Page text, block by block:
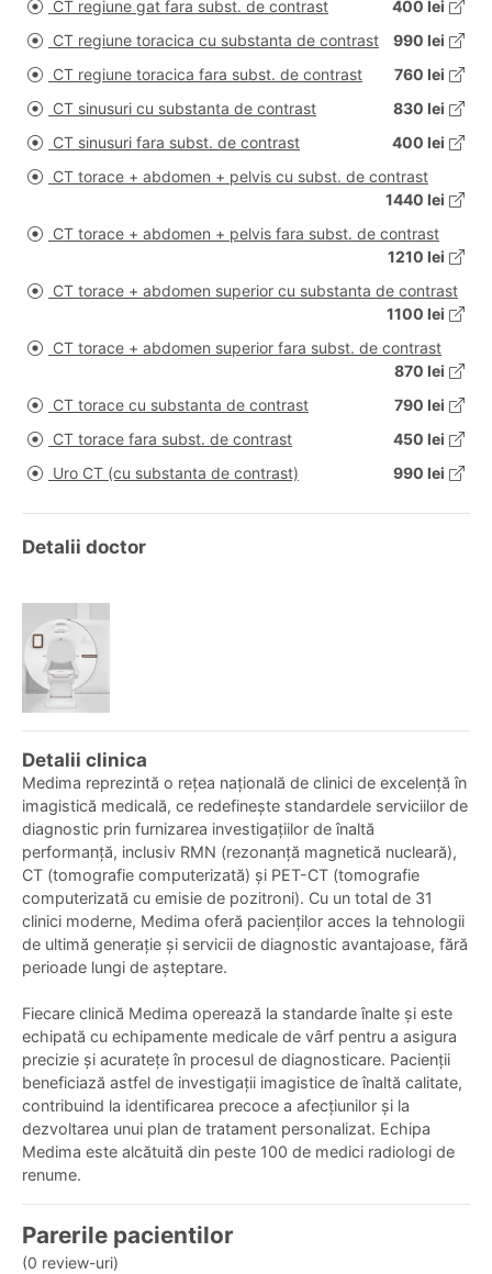
CT regiune gat fara subst. de contrast
400 lei
CT regiune toracica cu substanta de contrast
990 lei
CT regiune toracica fara subst. de contrast
760 lei
CT sinusuri cu substanta de contrast
830 lei
CT sinusuri fara subst. de contrast
400 lei
CT torace + abdomen + pelvis cu subst. de contrast
1440 lei
CT torace + abdomen + pelvis fara subst. de contrast
1210 lei
CT torace + abdomen superior cu substanta de contrast
1100 lei
CT torace + abdomen superior fara subst. de contrast
870 lei
CT torace cu substanta de contrast
790 lei
CT torace fara subst. de contrast
450 lei
Uro CT (cu substanta de contrast)
990 lei
Detalii doctor
Detalii clinica
Medima reprezintă o rețea națională de clinici de excelență în
imagistică medicală, ce redefinește standardele serviciilor de
diagnostic prin furnizarea investigațiilor de înaltă
performanță, inclusiv RMN (rezonanță magnetică nucleară),
CT (tomografie computerizată) și PET-CT (tomografie
computerizată cu emisie de pozitroni). Cu un total de 31
clinici moderne, Medima oferă pacienților acces la tehnologii
de ultimă generație și servicii de diagnostic avantajoase, fără
perioade lungi de așteptare.
Fiecare clinică Medima operează la standarde înalte și este
echipată cu echipamente medicale de vârf pentru a asigura
precizie și acuratețe în procesul de diagnosticare. Pacienții
beneficiază astfel de investigații imagistice de înaltă calitate,
contribuind la identificarea precoce a afecțiunilor și la
dezvoltarea unui plan de tratament personalizat. Echipa
Medima este alcătuită din peste 100 de medici radiologi de
renume.
Parerile pacientilor
(0 review-uri)